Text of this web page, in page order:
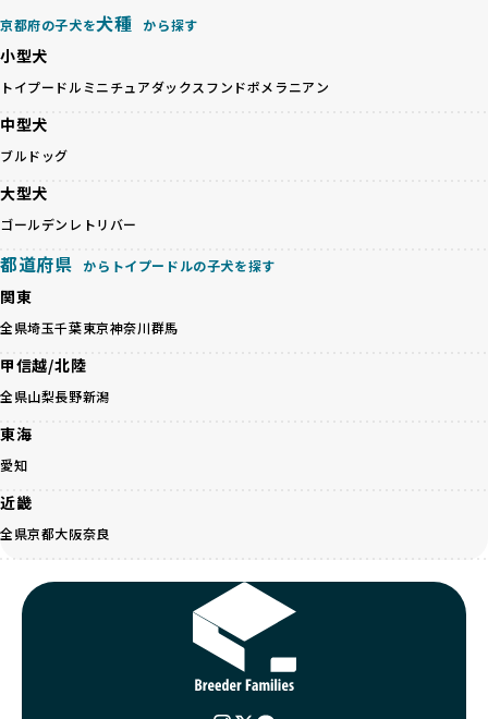
題に真摯に向き合っています。優良ブリーダーとの直接取引
を促進することで、無駄な命の消費を減らし、命を大切にす
る社会の実現を目指しています。
さらに、売上の一部を保護団体や保護団体を支援する公益法
の取り組みが不十分であることを理由に寄付を断られる中、
BreederFamiliesはその姿勢が評価され、寄付が実現してい
護活動の支援にも貢献しています。
BreederFamiliesのこうした取り組みは、目の前の子犬だけ
な一歩です。ユーザーの皆さんがBreederFamiliesを通じて
子犬をお迎えすることで、こうした社会貢献活動を間接的に
支えることができます。
BreederFamiliesに登録されているブリーダーは、子犬が心
身ともに健康に育つための環境づくりに全力を注いでいま
す。
遺伝的なリスクを最小限に抑えた繁殖計画、栄養バランスが
考えられた食事、子犬がのびのびと動ける適度な運動環境、
さらに獣医師と連携した健康管理まで徹底しています。
その結果、BreederFamiliesを通じてお迎えする子犬は、元
気で健康なスタートを切れることが大きな魅力です。
子犬の社会性は、家庭でのしつけをスムーズにする重要なポ
イントです。BreederFamiliesのブリーダーは、母犬や兄弟
犬、人との触れ合いの時間をしっかり確保し、子犬が自然に
コミュニケーション能力を身につけられるよう育てていま
家庭に迎えたその日から、すでに社会性の基盤ができている
ため、新しい環境にもスムーズに適応できます。
近年、「小さくて可愛い」「珍しい毛色」という見た目の特
徴が人気を集め、高値で取引されることが多くなっていま
す。しかし、こうした特徴には健康リスクが伴う場合が少な
くありません。極小サイズは骨や心臓に負担がかかりやす
く、レアカラーには遺伝疾患のリスクが高まることがありま
営利優先ブリーダーは、このような流行や需要に応じて無理
な繁殖を行いがちです。小柄な母犬を繁殖に多用して体に負
担をかけたり、子犬を小さく見せるために食事を減らすな
ど、健康を犠牲にした管理がされることもあります。このよ
うな方法では、ワンちゃんの免疫力や体力が低下し、飼い主
ます。
優良ブリーダーは、こうした流行に流されず、ワンちゃんの
カラーの子犬を販売する場合は、健康リスクを十分に理解
し、飼い主にそのリスクについて丁寧に説明しています。食
ワンちゃんの健康を第一にした繁殖を心がけています。
「見た目以上に健康重視」の詳細はこちら
引退犬とは、繁殖期を終えたワンちゃんたちのことを指しま
す。
優良ブリーダーは、引退犬も家族の一員として、彼らの幸せ
を願っています。よって、引退後も自宅で飼育を続けるか、
信頼できる相手に譲渡するなど、ワンちゃんが幸せに暮らせ
一方、営利優先ブリーダーは引退犬を「コスト」として考
え、早く手放すことを考えます。場合によっては、悪徳保護
団体に引き渡されることもあり、ワンちゃんの生活が不安定
京都府の子犬を犬種 から探す
小型犬
トイプードル ミニチュアダックスフンドポメラニアン
中型犬
ブルドッグ
大型犬
ゴールデンレトリバー
都道府県 からトイプードルの子犬を探す
関東
全県埼玉千葉東京神奈川群馬
甲信越/北陸
全県山梨長野新潟
東海
愛知
近畿
全県京都大阪奈良